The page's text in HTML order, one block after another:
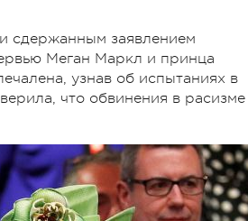
сдержанным заявлением
Меган Маркл и принца
узнав об испытаниях в
что обвинения в расизме